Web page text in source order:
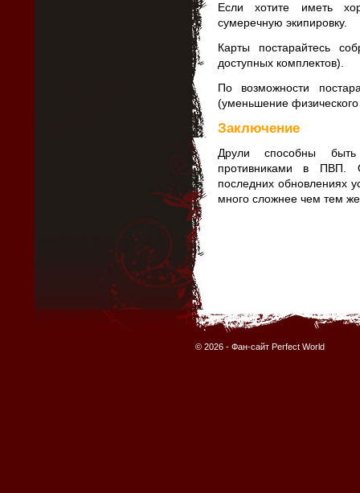
Если хотите иметь
сумеречную экипировку.
Карты постарайтесь
доступных комплектов).
По возможности
(уменьшение
Заключение
Друли способны
противниками в ПВП.
последних обновлениях
много сложнее чем тем
© 2026 - Фан-сайт Perfect World